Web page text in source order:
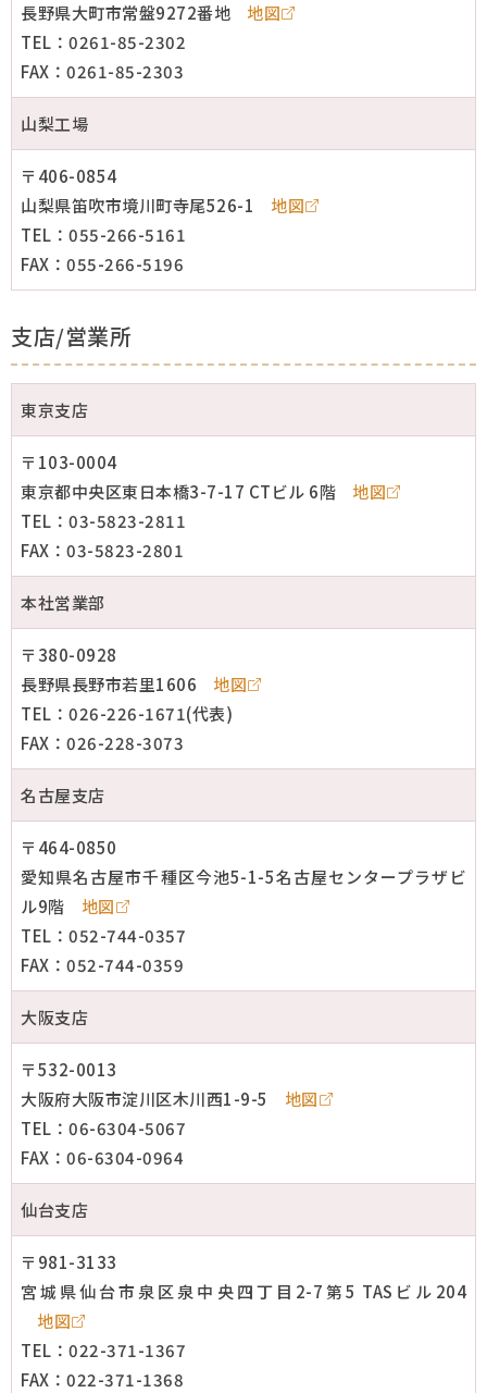
長野県大町市常盤9272番地
地図
TEL：0261-85-2302
FAX：0261-85-2303
山梨工場
〒406-0854
山梨県笛吹市境川町寺尾526-1
地図
TEL：055-266-5161
FAX：055-266-5196
支店/営業所
東京支店
〒103-0004
東京都中央区東日本橋3-7-17 CTビル 6階
地図
TEL：03-5823-2811
FAX：03-5823-2801
本社営業部
〒380-0928
長野県長野市若里1606
地図
TEL：026-226-1671(代表)
FAX：026-228-3073
名古屋支店
〒464-0850
愛知県名古屋市千種区今池5-1-5名古屋センタープラザビ
ル9階
地図
TEL：052-744-0357
FAX：052-744-0359
大阪支店
〒532-0013
大阪府大阪市淀川区木川西1-9-5
地図
TEL：06-6304-5067
FAX：06-6304-0964
仙台支店
〒981-3133
宮城県仙台市泉区泉中央四丁目2-7第5 TASビル204
地図
TEL：022-371-1367
FAX：022-371-1368